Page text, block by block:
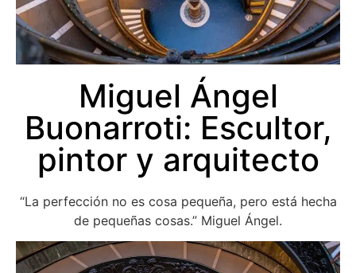
Miguel Ángel
Buonarroti: Escultor,
pintor y arquitecto
“La perfección no es cosa pequeña, pero está hecha
de pequeñas cosas.” Miguel Ángel.